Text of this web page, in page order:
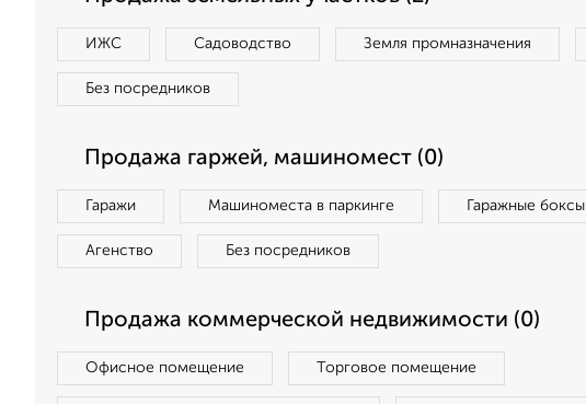
ИЖС Садоводство Земля промназначения
Без посредников
Продажа гаржей, машиномест (0)
Гаражи Машиноместа в паркинге Гаражные боксы
Агенство Без посредников
Продажа коммерческой недвижимости (0)
Офисное помещение Торговое помещение